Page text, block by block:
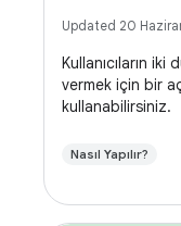
Updated 20
Kullanıcıların
vermek için bir
kullanabilirsiniz.
Nasıl Yapılır?